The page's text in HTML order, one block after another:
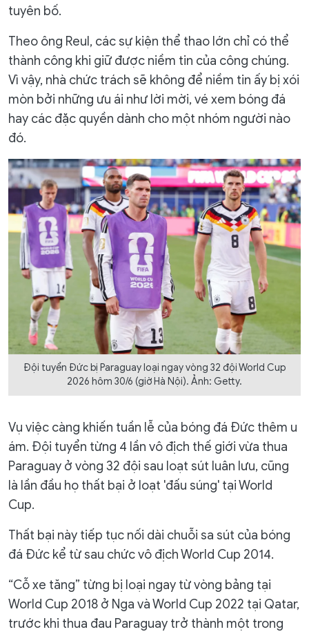
tuyên bố.
Theo ông Reul, các sự kiện thể thao lớn chỉ có thể
thành công khi giữ được niềm tin của công chúng.
Vì vậy, nhà chức trách sẽ không để niềm tin ấy bị xói
mòn bởi những ưu ái như lời mời, vé xem bóng đá
hay các đặc quyền dành cho một nhóm người nào
đó.
Đội tuyển Đức bị Paraguay loại ngay vòng 32 đội World Cup
2026 hôm 30/6 (giờ Hà Nội). Ảnh: Getty.
Vụ việc càng khiến tuần lễ của bóng đá Đức thêm u
ám. Đội tuyển từng 4 lần vô địch thế giới vừa thua
Paraguay ở vòng 32 đội sau loạt sút luân lưu, cũng
là lần đầu họ thất bại ở loạt 'đấu súng' tại World
Cup.
Thất bại này tiếp tục nối dài chuỗi sa sút của bóng
đá Đức kể từ sau chức vô địch World Cup 2014.
“Cỗ xe tăng” từng bị loại ngay từ vòng bảng tại
World Cup 2018 ở Nga và World Cup 2022 tại Qatar,
trước khi thua đau Paraguay trở thành một trong